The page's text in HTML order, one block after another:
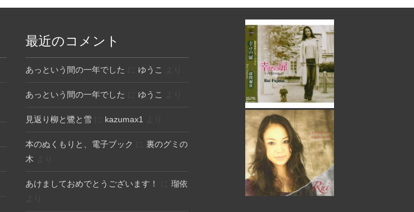
最近のコメント
あっという間の一年でした ゆうこ
あっという間の一年でした ゆうこ
見返り柳と鷺と雪 kazumax1
本のぬくもりと、電子ブック
裏のグミの
木
あけましておめでとうございます！
瑠依